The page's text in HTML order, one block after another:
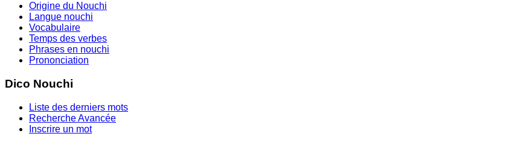
Origine du Nouchi
Langue nouchi
Vocabulaire
Temps des verbes
Phrases en nouchi
Prononciation
Dico Nouchi
Liste des derniers mots
Recherche Avancée
Inscrire un mot